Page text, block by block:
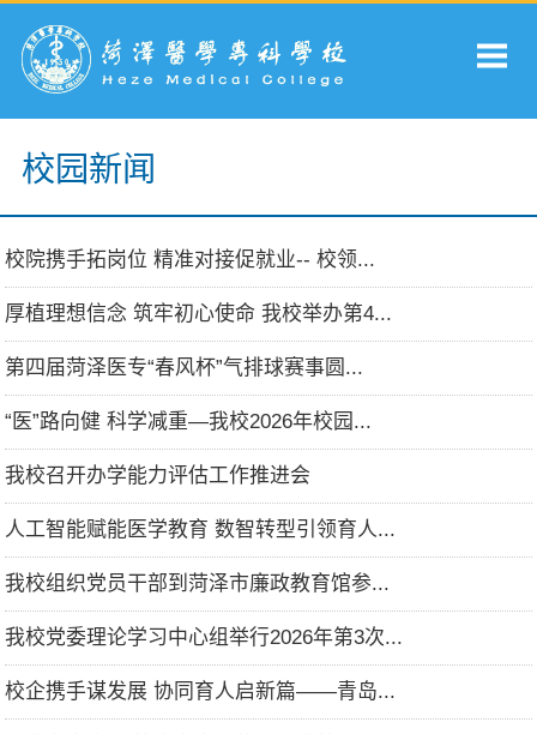
校园新闻
校院携手拓岗位 精准对接促就业-- 校领...
厚植理想信念 筑牢初心使命 我校举办第4...
第四届菏泽医专“春风杯”气排球赛事圆...
“医”路向健 科学减重—我校2026年校园...
我校召开办学能力评估工作推进会
人工智能赋能医学教育 数智转型引领育人...
我校组织党员干部到菏泽市廉政教育馆参...
我校党委理论学习中心组举行2026年第3次...
校企携手谋发展 协同育人启新篇——青岛...